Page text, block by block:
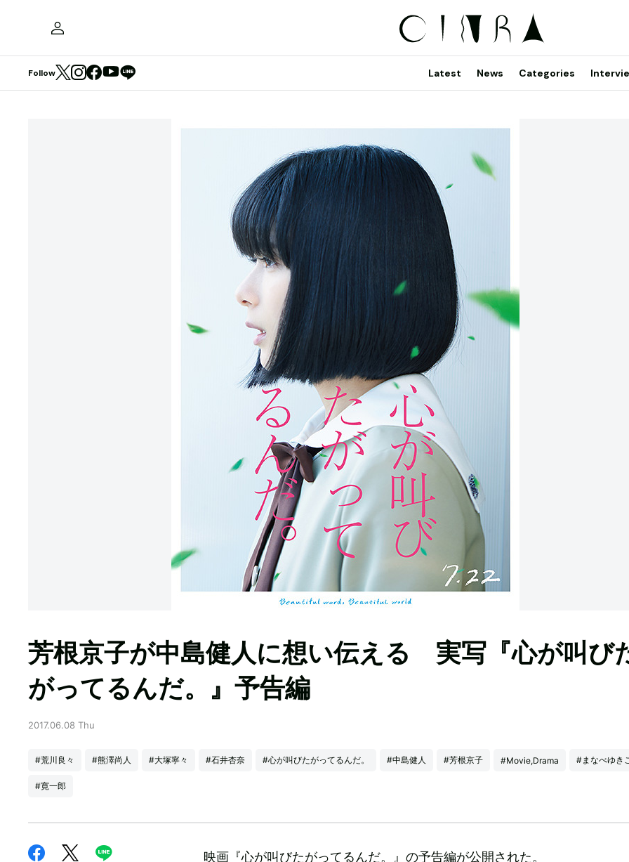
Follow Latest News Categories
芳根京子が中島健人に想い伝える 実写『心が叫び
がってるんだ。』予告編
2017.06.08 Thu
#荒川良々 #熊澤尚人 #大塚寧々 #石井杏奈 #心が叫びたがってるんだ。 #中島健人 #芳根京子 #Movie,Drama #まなべゆき
#寛一郎
映画『心が叫びたがってるんだ。』の予告編が公開された。